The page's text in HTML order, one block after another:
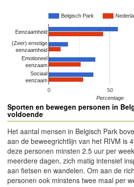
Belgisch Park
0 50
Eenzaamheid
(Zeer) ernstige
eenzaamheid
Emotioneel
eenzaam
Sociaal
eenzaam
Percentage
Sporten en bewegen personen in
voldoende
Het aantal mensen in Belgisch Park
aan de beweegrichtlijn van het RIVM is
deze personen minsten 2.5 uur per
meerdere dagen, zich matig intensief
aan fietsen en wandelen. Om aan de
personen ook minstens twee maal per